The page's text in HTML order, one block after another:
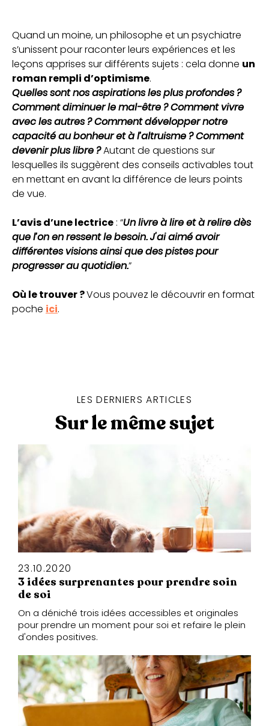
Quand un moine, un philosophe et un psychiatre
s’unissent pour raconter leurs expériences et les
leçons apprises sur différents sujets : cela donne un
roman rempli d’optimisme.
Quelles sont nos aspirations les plus profondes ?
Comment diminuer le mal-être ? Comment vivre
avec les autres ? Comment développer notre
capacité au bonheur et à l’altruisme ? Comment
devenir plus libre ?Autant de questions sur
lesquelles ils suggèrent des conseils activables tout
en mettant en avant la différence de leurs points
de vue.
L’avis d’une lectrice : “Un livre à lire et à relire dès
que l’on en ressent le besoin. J'ai aimé avoir
différentes visions ainsi que des pistespour
progresser au quotidien.”
Où le trouver ?Vous pouvez le découvrir en format
poche ici.
LES DERNIERS ARTICLES
Sur le même sujet
23.10.2020
3 idées surprenantes pour prendre soin
de soi
On a déniché trois idées accessibles et originales
pour prendre un moment pour soi et refaire le plein
d'ondes positives.